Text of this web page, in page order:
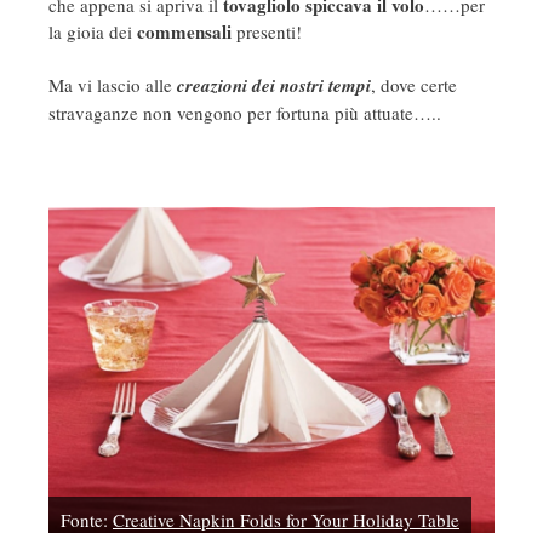
la gioia dei commensali presenti!
Ma vi lascio alle creazioni dei nostri tempi, dove certe
stravaganze non vengono per fortuna più attuate…..
Fonte: Creative Napkin Folds for Your Holiday Table